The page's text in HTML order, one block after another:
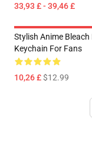
33,93 £ - 39,46 £
Stylish Anime Bleach
Keychain For Fans
10,26 £$12.99